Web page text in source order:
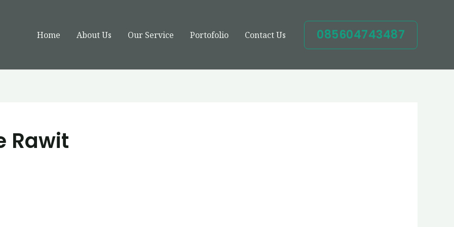
Home About Us Our Service Portofolio Contact Us 085604743487
Rawit